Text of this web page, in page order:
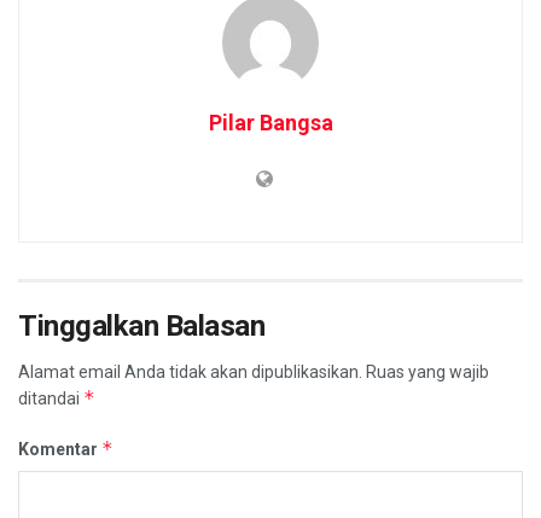
Pilar Bangsa
Tinggalkan Balasan
Alamat email Anda tidak akan dipublikasikan. Ruas yang wajib
ditandai *
Komentar *